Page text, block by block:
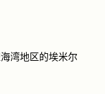
湾地区的埃米尔